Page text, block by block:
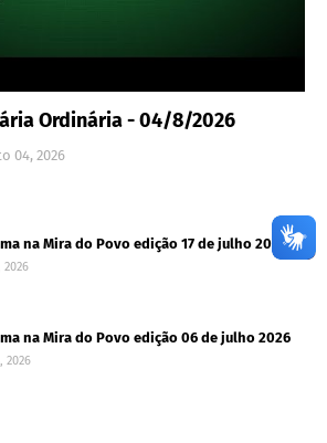
Ordinária - 04/8/2026
04, 2026
na Mira do Povo edição 17 de julho 2026
2026
na Mira do Povo edição 06 de julho 2026
2026